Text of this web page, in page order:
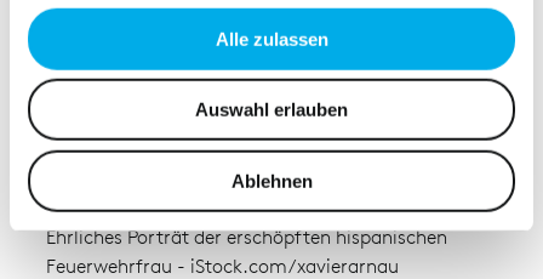
Wir verwenden Cookies, um Inhalte und Anzeigen zu
personalisieren, Funktionen für soziale Medien anbieten
zu können und die Zugriffe auf unsere Website zu
analysieren. Außerdem geben wir Informationen zu Ihrer
Verwendung unserer Website an unsere Partner für
soziale Medien, Werbung und Analysen weiter. Unsere
Partner führen diese Informationen möglicherweise mit
weiteren Daten zusammen, die Sie ihnen bereitgestellt
Alle zulassen
Auswahl erlauben
Ablehnen
Stokkur-Geysir-Island © Getty Images
Dry-Lake-Bed © Getty Images
Red hot fire flames on black background -
iStock.com/Pleasureofart
Nordlichter-Hverir-Island © Alamy
Welding - iStock.com/k_rahn
Weiße Holz Absatz - iSTock.com/djedzura
Ehrliches Porträt der erschöpften hispanischen
Feuerwehrfrau - iStock.com/xavierarnau